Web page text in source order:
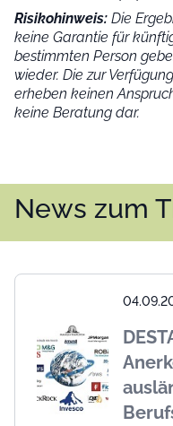
Risikohinweis: Die
keine Garantie für
bestimmten Person
wieder. Die zur
erheben keinen
keine Beratung dar.
News zum